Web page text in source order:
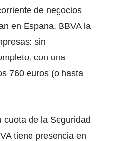
de negocios
en Espana. BBVA la
sin
con una
760 euros (o hasta
cuota de la Seguridad
tiene presencia en